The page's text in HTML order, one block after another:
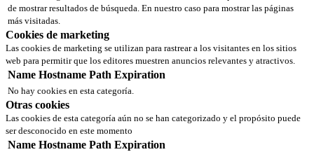
de mostrar resultados de búsqueda. En nuestro caso para mostrar las páginas
más visitadas.
Cookies de marketing
Las cookies de marketing se utilizan para rastrear a los visitantes en los sitios
web para permitir que los editores muestren anuncios relevantes y atractivos.
Name Hostname Path Expiration
No hay cookies en esta categoría.
Otras cookies
Las cookies de esta categoría aún no se han categorizado y el propósito puede
ser desconocido en este momento
Name Hostname Path Expiration